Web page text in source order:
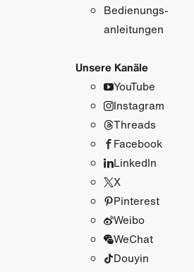
Bedienungs­
anleitungen
Unsere Kanäle
YouTube
Instagram
Threads
Facebook
LinkedIn
X
Pinterest
Weibo
WeChat
Douyin